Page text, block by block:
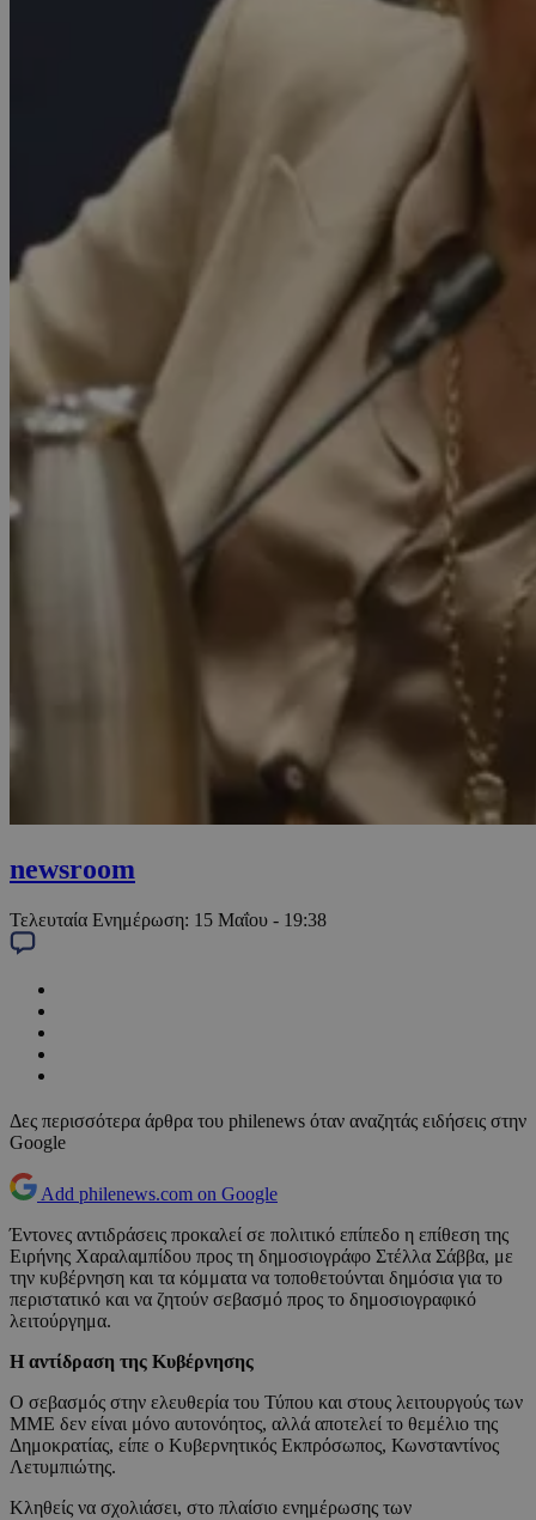
newsroom
Τελευταία Ενημέρωση: 15 Μαΐου - 19:38
Δες περισσότερα άρθρα του philenews όταν αναζητάς ειδήσεις στην
Google
Add philenews.com on Google
Έντονες αντιδράσεις προκαλεί σε πολιτικό επίπεδο η επίθεση της
Ειρήνης Χαραλαμπίδου προς τη δημοσιογράφο Στέλλα Σάββα, με
την κυβέρνηση και τα κόμματα να τοποθετούνται δημόσια για το
περιστατικό και να ζητούν σεβασμό προς το δημοσιογραφικό
λειτούργημα.
Η αντίδραση της Κυβέρνησης
Ο σεβασμός στην ελευθερία του Τύπου και στους λειτουργούς των
ΜΜΕ δεν είναι μόνο αυτονόητος, αλλά αποτελεί το θεμέλιο της
Δημοκρατίας, είπε ο Κυβερνητικός Εκπρόσωπος, Κωνσταντίνος
Λετυμπιώτης.
Κληθείς να σχολιάσει, στο πλαίσιο ενημέρωσης των